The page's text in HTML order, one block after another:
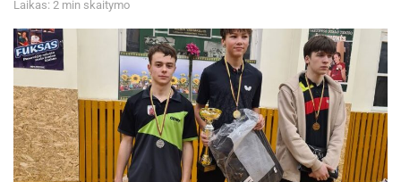
Laikas: 2 min skaitymo